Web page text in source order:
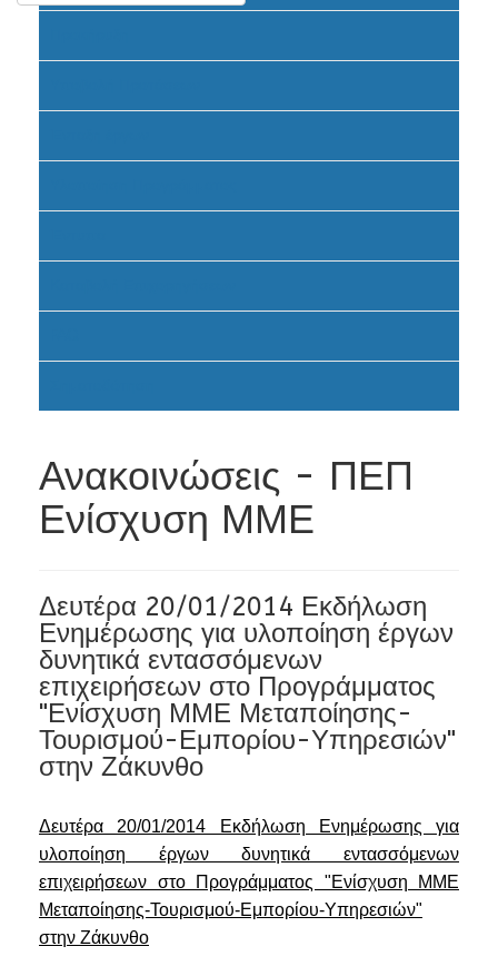
Ανακοινώσεις - ΠΕΠ
Ενίσχυση ΜΜΕ
Δευτέρα 20/01/2014 Εκδήλωση
Ενημέρωσης για υλοποίηση έργων
δυνητικά εντασσόμενων
επιχειρήσεων στο Προγράμματος
"Ενίσχυση ΜΜΕ Μεταποίησης-
Τουρισμού-Εμπορίου-Υπηρεσιών"
στην Ζάκυνθο
Δευτέρα 20/01/2014 Εκδήλωση Ενημέρωσης για
υλοποίηση έργων δυνητικά εντασσόμενων
επιχειρήσεων στο Προγράμματος "Ενίσχυση ΜΜΕ
Μεταποίησης-Τουρισμού-Εμπορίου-Υπηρεσιών"
στην Ζάκυνθο